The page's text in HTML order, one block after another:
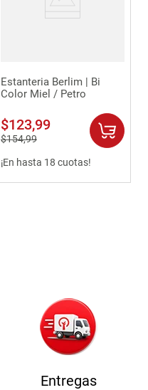
Estanteria Berlim | Bi
Color Miel / Petro
$123,99
$154,99
¡En hasta 18 cuotas!
Entregas